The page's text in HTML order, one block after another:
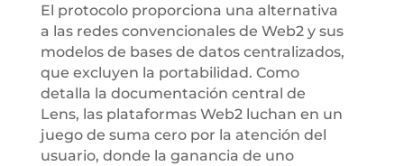
El protocolo proporciona una alternativa
a las redes convencionales de Web2 y sus
modelos de bases de datos centralizados,
que excluyen la portabilidad. Como
detalla la documentación central de
Lens, las plataformas Web2 luchan en un
juego de suma cero por la atención del
usuario, donde la ganancia de uno